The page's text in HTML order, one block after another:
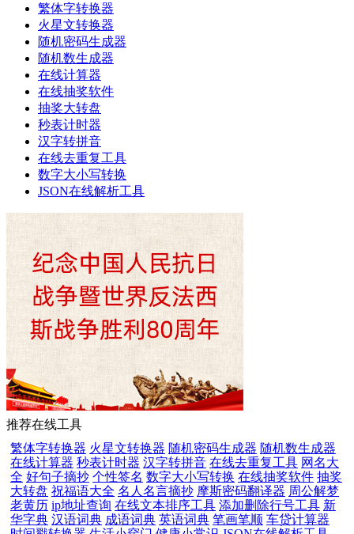
繁体字转换器
火星文转换器
随机密码生成器
随机数生成器
在线计算器
在线抽奖软件
抽奖大转盘
秒表计时器
汉字转拼音
在线去重复工具
数字大小写转换
JSON在线解析工具
推荐在线工具
繁体字转换器 火星文转换器 随机密码生成器 随机数生成器
在线计算器 秒表计时器 汉字转拼音 在线去重复工具 网名大
全 好句子摘抄 个性签名 数字大小写转换 在线抽奖软件 抽奖
大转盘 祝福语大全 名人名言摘抄 摩斯密码翻译器 周公解梦
老黄历 ip地址查询 在线文本排序工具 添加删除行号工具 新
华字典 汉语词典 成语词典 英语词典 笔画笔顺 车贷计算器